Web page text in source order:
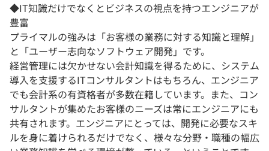
◆IT知識だけでなくとビジネスの視点を持つエンジニアが
豊富
プライマルの強みは「お客様の業務に対する知識と理解」
と「ユーザー志向なソフトウェア開発」です。
経営管理には欠かせない会計知識を得るために、システム
導入を支援するITコンサルタントはもちろん、エンジニア
でも会計系の有資格者が多数在籍しています。また、コン
サルタントが集めたお客様のニーズは常にエンジニアにも
共有されます。エンジニアにとっては、開発に必要なスキ
ルを身に着けられるだけでなく、様々な分野・職種の幅広